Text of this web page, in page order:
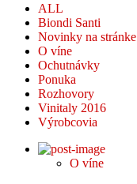
ALL
Biondi Santi
Novinky na stránke
O víne
Ochutnávky
Ponuka
Rozhovory
Vinitaly 2016
Výrobcovia
O víne